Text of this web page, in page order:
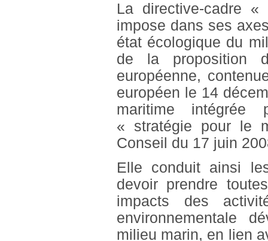
La directive-cadre
impose dans ses
état écologique du
de la proposition
européenne,
européen le 14
maritime intégrée
« stratégie pour le
Conseil du 17 juin
Elle conduit ainsi
devoir prendre
impacts des
environnementale
milieu marin, en lien